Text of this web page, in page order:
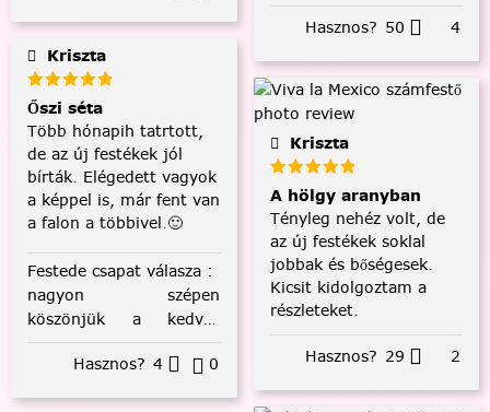
Kriszta
Őszi séta
Több hónapih tatrtott,
de az új festékek jól
bírták. Elégedett vagyok
a képpel is, már fent van
a falon a többivel.🙂
Festede csapat válasza :
nagyon szépen
köszönjük a kedves
visszajelzést! :)
Hasznos? 4 0
Hasznos? 50 4
Kriszta
A hölgy aranyban
Tényleg nehéz volt, de
az új festékek soklal
jobbak és bőségesek.
Kicsit kidolgoztam a
részleteket.
Hasznos? 29 2